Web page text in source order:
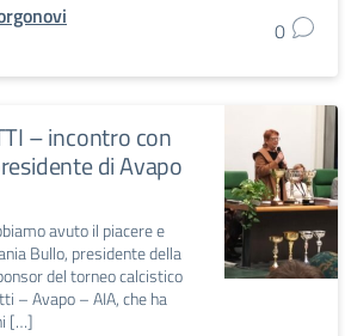
0
– incontro con
di Avapo
avuto il piacere e
Bullo, presidente della
del torneo calcistico
– Avapo – AIA, che ha
[…]